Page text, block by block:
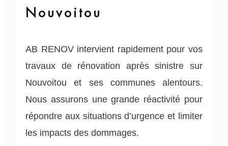
Nouvoitou
AB RENOV intervient rapidement pour vos
travaux de rénovation après sinistre sur
Nouvoitou et ses communes alentours.
Nous assurons une grande réactivité pour
répondre aux situations d’urgence et limiter
les impacts des dommages.